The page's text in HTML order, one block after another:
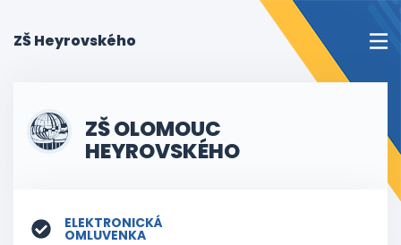
ZŠ Heyrovského
ZŠ OLOMOUC
HEYROVSKÉHO
ELEKTRONICKÁ
OMLUVENKA